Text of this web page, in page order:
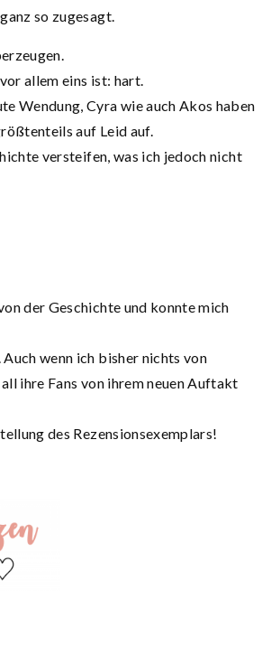
so zugesagt.
allem eins ist: hart.
Wendung, Cyra wie auch Akos haben
auf Leid auf.
versteifen, was ich jedoch nicht
der Geschichte und konnte mich
wenn ich bisher nichts von
ihre Fans von ihrem neuen Auftakt
des Rezensionsexemplars!